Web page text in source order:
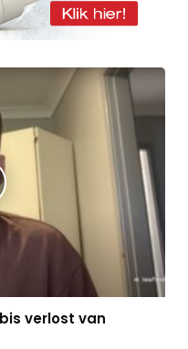
verlost van